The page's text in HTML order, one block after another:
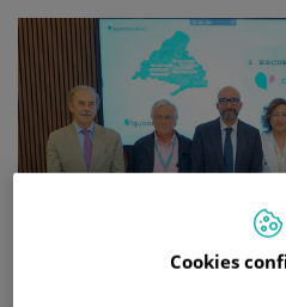
Pacientes
del
proyecto
One
Oncology
Madrid-
Grupo
Cookies